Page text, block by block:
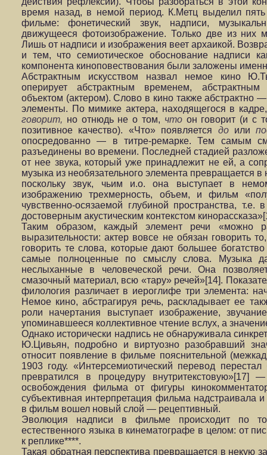
время назад, в немой период. К.Метц выделил
фильме: фонетический звук, надписи,
движущееся фотоизображение. Только две из них
Лишь от надписи и изображения веет архаикой.
и тем, что семиотическое обоснование надписи
компонента киноповествования были заложены
Абстрактным искусством назвал немое кино
оперирует абстрактным временем,
объектом (актером). Слово в кино также абстрактно
элементы. По мимике актера, находящегося в
говорит, но отнюдь не о том, чтоон говорит (и с
позитивное качество). «Что» появляется доили
опосредованно — в титре-ремарке. Тем самым
разъединены во времени. Последней стадией
от нее звука, который уже принадлежит не ей, а
музыка из необязательного элемента превращается
поскольку звук, чьим и.о. она выступает в
изображению трехмерность, объем, и фильм
чувственно-осязаемой глубиной пространства, т.е.
достоверным акустическим контекстом
Таким образом, каждый элемент речи «можно
выразительности: актер вовсе не обязан говорить
говорить те слова, которые дают большее
самые полноценные по смыслу слова. Музыка
неслыханные в человеческой речи. Она
смазочный материал, всю «тару» речей»[14].
филология различает в иероглифе три элемента:
Немое кино, абстрагируя речь, раскладывает ее
роли начертания выступает изображение,
упоминавшееся коллективное чтение вслух, а
Однако исторически надпись не обнаруживала
Ю.Цивьян, подробно и виртуозно разобравший
относит появление в фильме пояснительной
1903 году. «Интерсемиотический перевод
превратился в процедуру внутритекстовую»[17]
освобождения фильма от фигуры
субъективная интерпретация фильма надстраивала
в фильм вошел новый слой — рецептивный.
Эволюция надписи в фильме происходит по
естественного языка в кинематографе в целом: от
к реплике****.
Такая обратная перспектива превращается в некую